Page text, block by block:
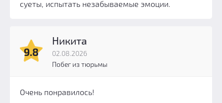
суеты, испытать незабываемые эмоции.
9.8
Никита
02.08.2026
Побег из тюрьмы
Очень понравилось!